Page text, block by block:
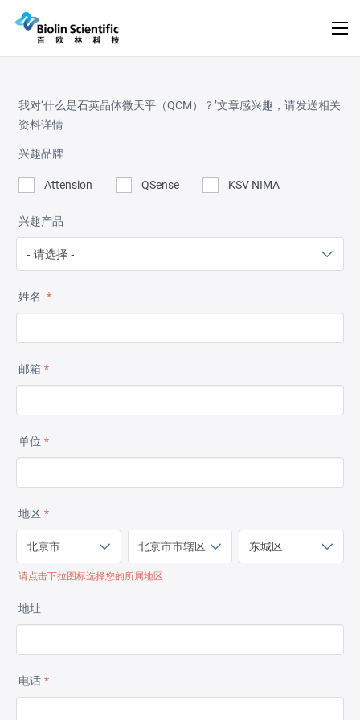
我对‘什么是石英晶体微天平（QCM）？’文章感兴趣，请发送相关
资料详情
兴趣品牌
Attension QSense KSV NIMA
兴趣产品
姓名 *
邮箱 *
单位 *
地区 *
请点击下拉图标选择您的所属地区
地址
电话 *